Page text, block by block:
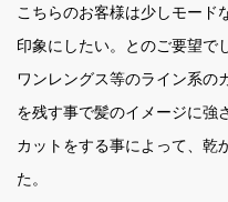
こちらのお客様は少しモード
印象にしたい。とのご要望で
ワンレングス等のライン系の
を残す事で髪のイメージに強
カットをする事によって、乾
た。